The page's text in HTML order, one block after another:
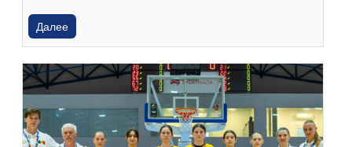
Далее